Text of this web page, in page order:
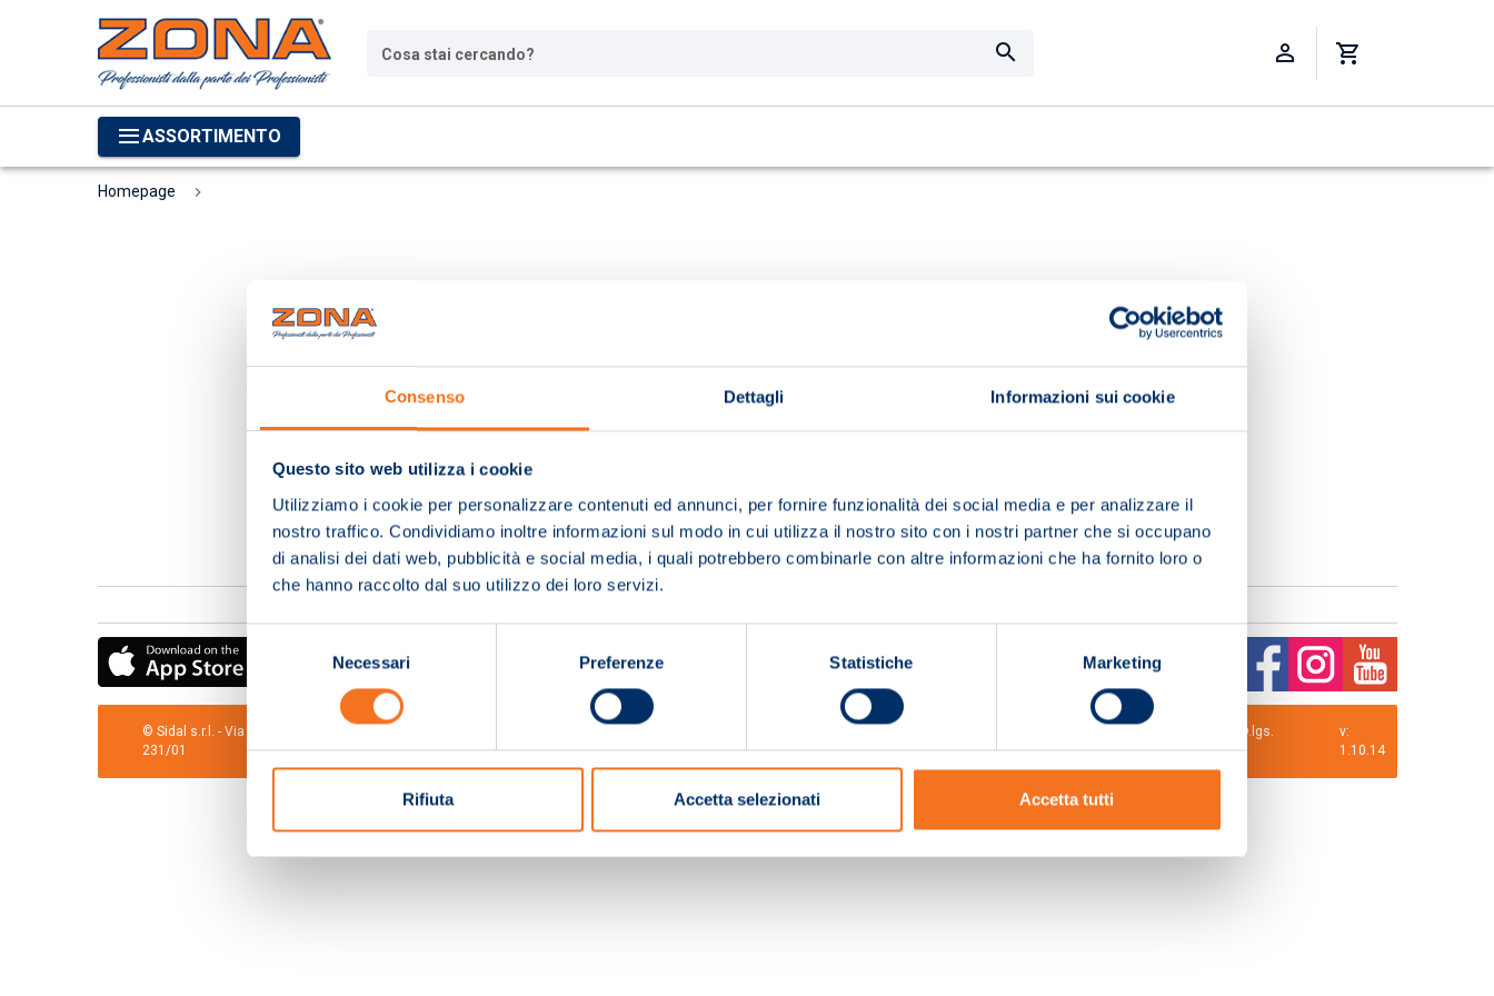
Consenso Dettagli Informazioni sui cookie
Questo sito web utilizza i cookie
Utilizziamo i cookie per personalizzare contenuti ed annunci, per fornire funzionalità dei social media e per analizzare il
nostro traffico. Condividiamo inoltre informazioni sul modo in cui utilizza il nostro sito con i nostri partner che si occupano
di analisi dei dati web, pubblicità e social media, i quali potrebbero combinarle con altre informazioni che ha fornito loro o
che hanno raccolto dal suo utilizzo dei loro servizi.
Selezione
consenso
Necessari Preferenze Statistiche Marketing
Rifiuta Accetta selezionati Accetta tutti
Cosa stai cercando?
ASSORTIMENTO
Homepage
© Sidal s.r.l. - Via S.Agostino,50, 51100 Pistoia - Cod.Fisc. e Registro Imprese Pistoia 01680210505 – R.E.A. n.155974 - Cap.Soc. € 2.000.000,00 i.v. La Società adotta il Codice Etico D.lgs.
231/01
v:
1.10.14